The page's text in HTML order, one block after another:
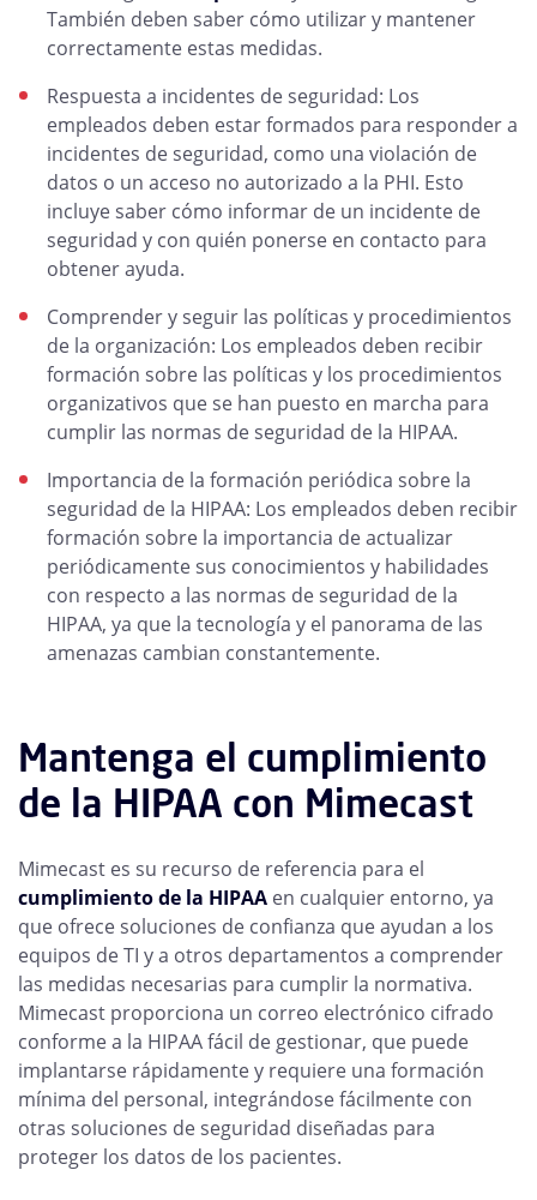
También deben saber cómo utilizar y mantener
correctamente estas medidas.
Respuesta a incidentes de seguridad: Los
empleados deben estar formados para responder a
incidentes de seguridad, como una violación de
datos o un acceso no autorizado a la PHI. Esto
incluye saber cómo informar de un incidente de
seguridad y con quién ponerse en contacto para
obtener ayuda.
Comprender y seguir las políticas y procedimientos
de la organización: Los empleados deben recibir
formación sobre las políticas y los procedimientos
organizativos que se han puesto en marcha para
cumplir las normas de seguridad de la HIPAA.
Importancia de la formación periódica sobre la
seguridad de la HIPAA: Los empleados deben recibir
formación sobre la importancia de actualizar
periódicamente sus conocimientos y habilidades
con respecto a las normas de seguridad de la
HIPAA, ya que la tecnología y el panorama de las
amenazas cambian constantemente.
Mantenga el cumplimiento
de la HIPAA con Mimecast
Mimecast es su recurso de referencia para el
cumplimiento de la HIPAA en cualquier entorno, ya
que ofrece soluciones de confianza que ayudan a los
equipos de TI y a otros departamentos a comprender
las medidas necesarias para cumplir la normativa.
Mimecast proporciona un correo electrónico cifrado
conforme a la HIPAA fácil de gestionar, que puede
implantarse rápidamente y requiere una formación
mínima del personal, integrándose fácilmente con
otras soluciones de seguridad diseñadas para
proteger los datos de los pacientes.